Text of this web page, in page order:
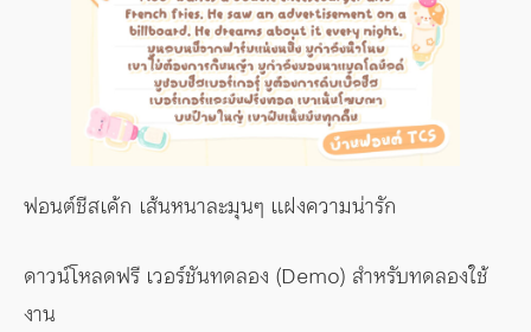
ฟอนต์ชีสเค้ก เส้นหนาละมุนๆ แฝงความน่ารัก
ดาวน์โหลดฟรี เวอร์ชันทดลอง (Demo) สำหรับทดลองใช้
งาน